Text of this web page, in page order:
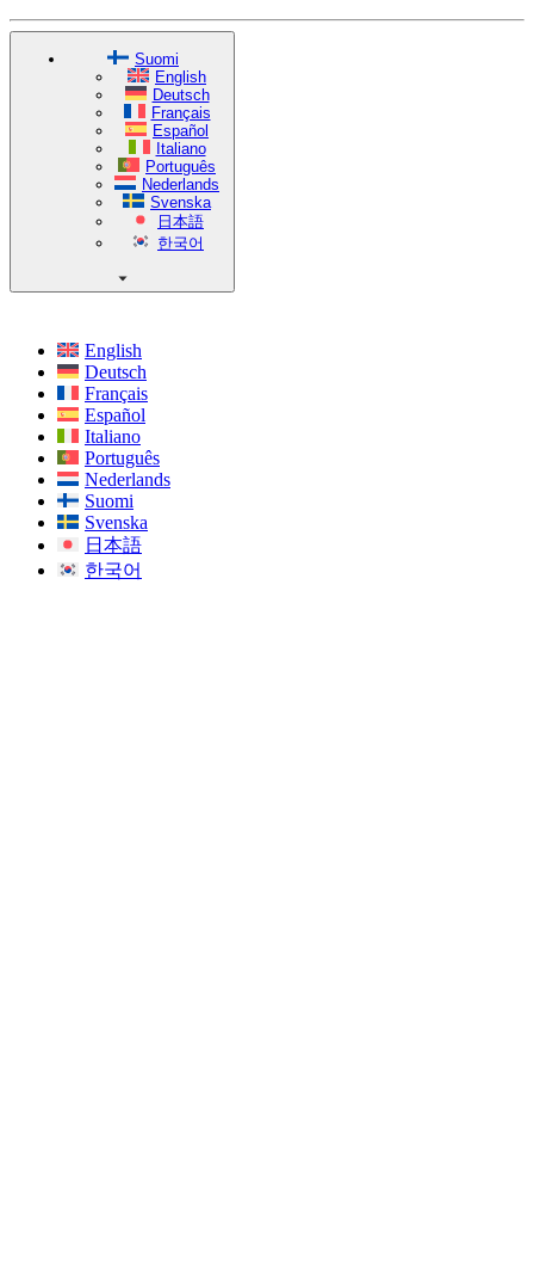
Suomi
English
Deutsch
Français
Español
Italiano
Português
Nederlands
Svenska
日本語
한국어
English
Deutsch
Français
Español
Italiano
Português
Nederlands
Suomi
Svenska
日本語
한국어